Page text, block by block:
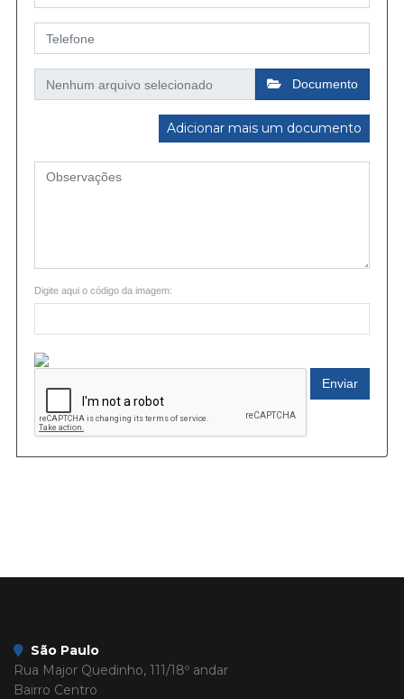
Documento
Adicionar mais um documento
Digite aqui o código da imagem:
Enviar
São Paulo
Rua Major Quedinho, 111/18º andar
Bairro Centro